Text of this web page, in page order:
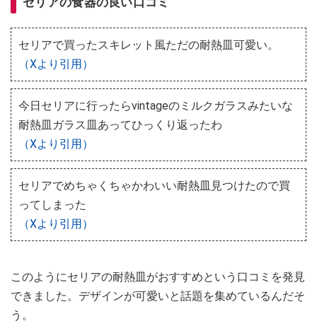
セリアで買ったスキレット風ただの耐熱皿可愛い。
（Xより引用）
今日セリアに行ったらvintageのミルクガラスみたいな
耐熱皿ガラス皿あってひっくり返ったわ
（Xより引用）
セリアでめちゃくちゃかわいい耐熱皿見つけたので買
ってしまった
（Xより引用）
このようにセリアの耐熱皿がおすすめという口コミを発見
できました。デザインが可愛いと話題を集めているんだそ
う。